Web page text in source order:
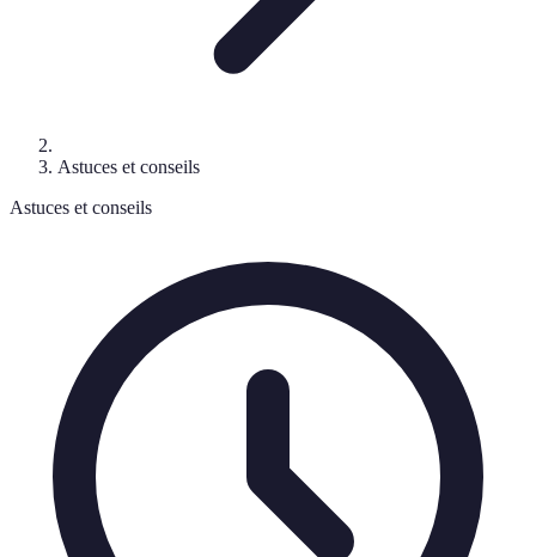
Astuces et conseils
Astuces et conseils